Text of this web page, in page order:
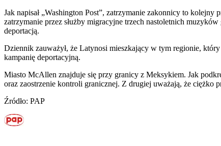
Jak napisał „Washington Post”, zatrzymanie zakonnicy to
zatrzymanie przez służby migracyjne trzech nastoletnich
deportacją.
Dziennik zauważył, że Latynosi mieszkający w tym regionie,
kampanię deportacyjną.
Miasto McAllen znajduje się przy granicy z Meksykiem. Jak
oraz zaostrzenie kontroli granicznej. Z drugiej uważają, że ciężko
Źródło: PAP